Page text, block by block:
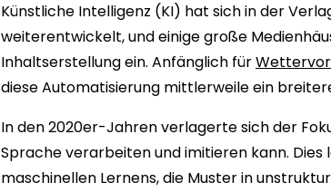
Künstliche Intelligenz (KI) hat sich in der
weiterentwickelt, und einige große
Inhaltserstellung ein. Anfänglich für
diese Automatisierung mittlerweile ein
In den 2020er-Jahren verlagerte sich der
Sprache verarbeiten und imitieren kann.
maschinellen Lernens, die Muster in